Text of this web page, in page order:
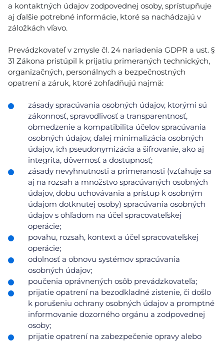
a kontaktných údajov zodpovednej osoby, sprístupňuje
aj ďalšie potrebné informácie, ktoré sa nachádzajú v
záložkách vľavo.
Prevádzkovateľ v zmysle čl. 24 nariadenia GDPR a ust. §
31 Zákona pristúpil k prijatiu primeraných technických,
organizačných, personálnych a bezpečnostných
opatrení a záruk, ktoré zohľadňujú najmä:
zásady spracúvania osobných údajov, ktorými sú
zákonnosť, spravodlivosť a transparentnosť,
obmedzenie a kompatibilita účelov spracúvania
osobných údajov, ďalej minimalizácia osobných
údajov, ich pseudonymizácia a šifrovanie, ako aj
integrita, dôvernosť a dostupnosť;
zásady nevyhnutnosti a primeranosti (vzťahuje sa
aj na rozsah a množstvo spracúvaných osobných
údajov, dobu uchovávania a prístup k osobným
údajom dotknutej osoby) spracúvania osobných
údajov s ohľadom na účel spracovateľskej
operácie;
povahu, rozsah, kontext a účel spracovateľskej
operácie;
odolnosť a obnovu systémov spracúvania
osobných údajov;
poučenia oprávnených osôb prevádzkovateľa;
prijatie opatrení na bezodkladné zistenie, či došlo
k porušeniu ochrany osobných údajov a promptné
informovanie dozorného orgánu a zodpovednej
osoby;
prijatie opatrení na zabezpečenie opravy alebo